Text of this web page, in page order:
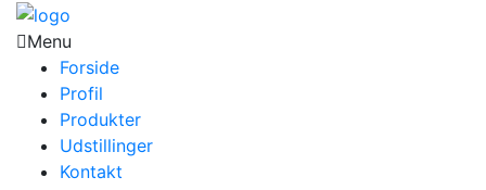
Menu
Forside
Profil
Produkter
Udstillinger
Kontakt